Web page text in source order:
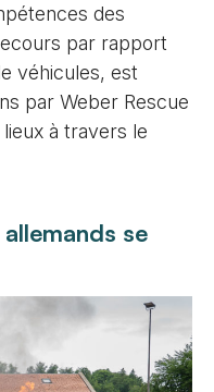
des
par rapport
véhicules, est
par Weber Rescue
à travers le
se